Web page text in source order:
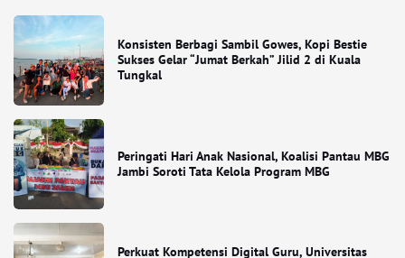
Konsisten Berbagi Sambil Gowes, Kopi Bestie
Sukses Gelar “Jumat Berkah” Jilid 2 di Kuala
Tungkal
Peringati Hari Anak Nasional, Koalisi Pantau MBG
Jambi Soroti Tata Kelola Program MBG
Perkuat Kompetensi Digital Guru, Universitas